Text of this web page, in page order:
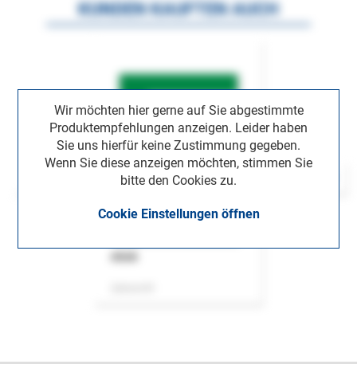
Wir möchten hier gerne auf Sie abgestimmte
Produktempfehlungen anzeigen. Leider haben
Sie uns hierfür keine Zustimmung gegeben.
Wenn Sie diese anzeigen möchten, stimmen Sie
bitte den Cookies zu.
Cookie Einstellungen öffnen
KUNDEN KAUFTEN AUCH